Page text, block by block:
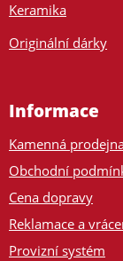
Keramika
Originální dárky
Informace
Kamenná
Obchodní
Cena dopravy
Reklamace a
Provizní systém